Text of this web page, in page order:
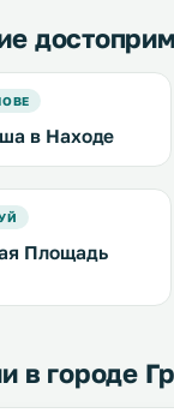
в Находе
Площадь
в городе